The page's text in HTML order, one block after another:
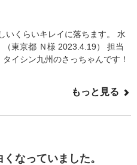
いくらいキレイに落ちます。 水
東京都 Ｎ様 2023.4.19） 担当
イシン九州のさっちゃんです！
もっと見る
なっていました。